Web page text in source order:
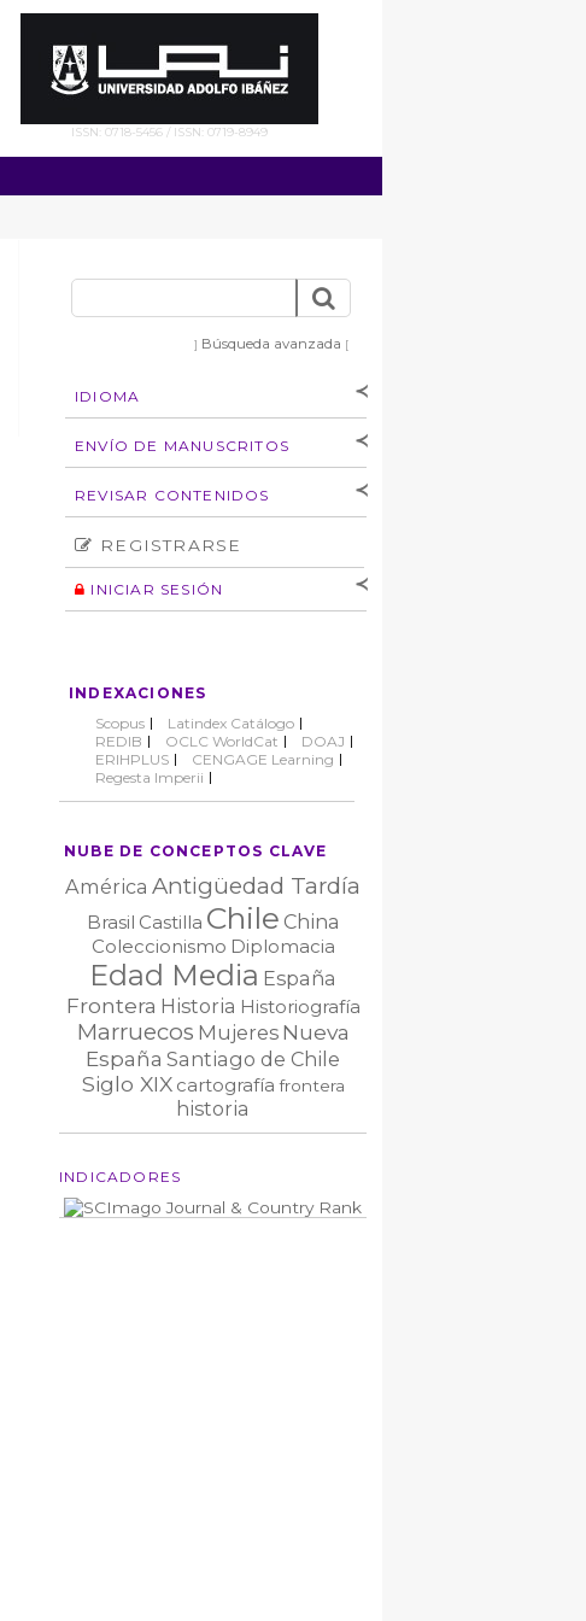
ISSN: 0718-5456 / ISSN: 0719-8949
] Búsqueda avanzada [
IDIOMA
[Español ] [English]
ENVÍO DE MANUSCRITOS
autores
Derechos de autoría
Normas éticas
REVISAR CONTENIDOS
Número
Autor
REGISTRARSE
INICIAR SESIÓN
INDEXACIONES
Scopus
Latindex Catálogo
REDIB
OCLC WorldCat
DOAJ
ERIHPLUS
CENGAGE Learning
Regesta Imperii
NUBE DE CONCEPTOS CLAVE
América Antigüedad Tardía
Brasil Castilla Chile China
Coleccionismo Diplomacia
Edad Media España
Frontera Historia Historiografía
Marruecos Mujeres Nueva
España Santiago de Chile
Siglo XIX cartografía frontera
historia
INDICADORES